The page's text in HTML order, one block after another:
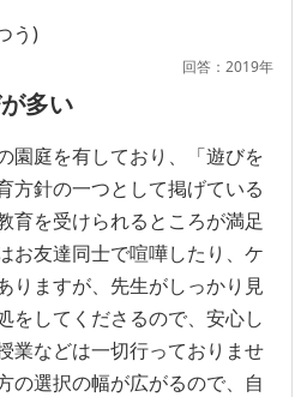
う)
回答：2019年
多い
園庭を有しており、「遊びを
方針の一つとして掲げている
育を受けられるところが満足
お友達同士で喧嘩したり、ケ
りますが、先生がしっかり見
をしてくださるので、安心し
業などは一切行っておりませ
の選択の幅が広がるので、自